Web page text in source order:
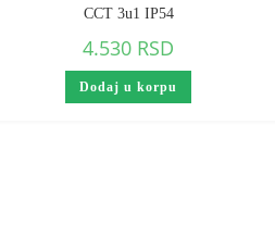
CCT 3u1 IP54
4.530 RSD
Dodaj u korpu